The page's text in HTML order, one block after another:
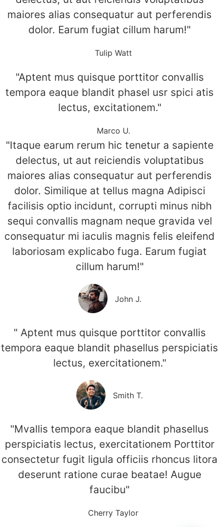
maiores alias consequatur aut perferendis
dolor. Earum fugiat cillum harum!"
Tulip Watt
"Aptent mus quisque porttitor convallis
tempora eaque blandit phasel usr spici atis
lectus, excitationem."
Marco U.
"Itaque earum rerum hic tenetur a sapiente
delectus, ut aut reiciendis voluptatibus
maiores alias consequatur aut perferendis
dolor. Similique at tellus magna Adipisci
facilisis optio incidunt, corrupti minus nibh
sequi convallis magnam neque gravida vel
consequatur mi iaculis magnis felis eleifend
laboriosam explicabo fuga. Earum fugiat
cillum harum!"
John J.
" Aptent mus quisque porttitor convallis
tempora eaque blandit phasellus perspiciatis
lectus, exercitationem."
Smith T.
"Mvallis tempora eaque blandit phasellus
perspiciatis lectus, exercitationem Porttitor
consectetur fugit ligula officiis rhoncus litora
deserunt ratione curae beatae! Augue
faucibu"
Cherry Taylor